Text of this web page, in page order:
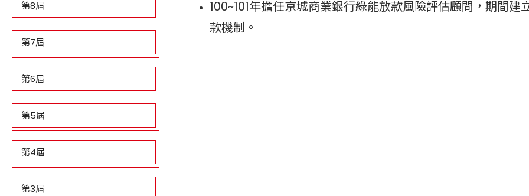
第8屆
第7屆
第6屆
第5屆
第4屆
第3屆
100~101年擔任京城商業銀行綠能放款風險評估顧問，期間
款機制。